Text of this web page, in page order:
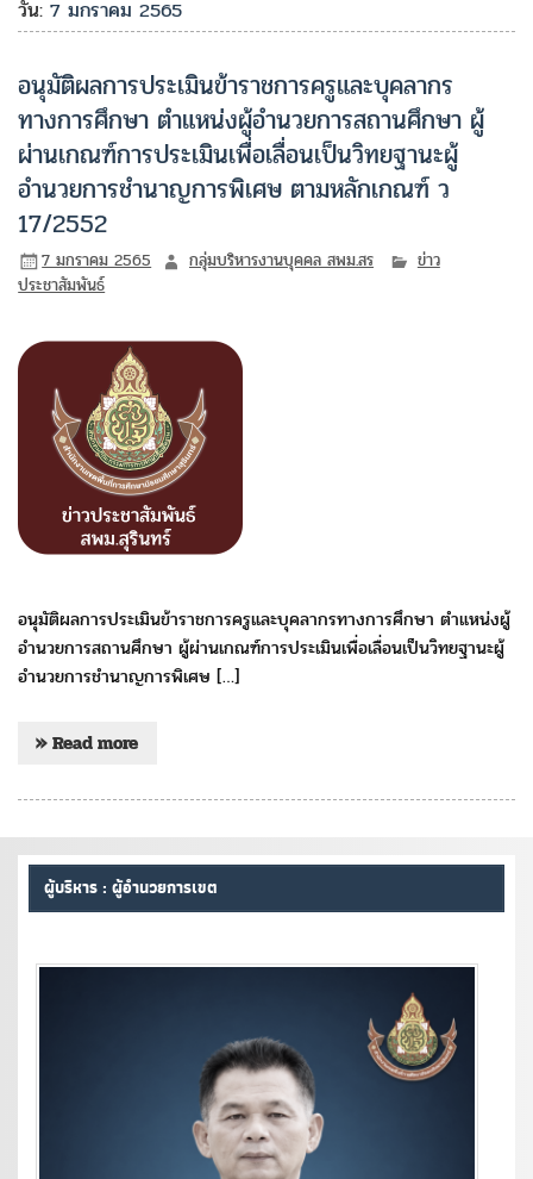
วัน:7 มกราคม 2565
อนุมัติผลการประเมินข้าราชการครูและบุคลากร
ทางการศึกษา ตำแหน่งผู้อำนวยการสถานศึกษา ผู้
ผ่านเกณฑ์การประเมินเพื่อเลื่อนเป็นวิทยฐานะผู้
อำนวยการชำนาญการพิเศษ ตามหลักเกณฑ์ ว
17/2552
7 มกราคม 2565 กลุ่มบริหารงานบุคคล สพม.สร
ข่าว
ประชาสัมพันธ์
อนุมัติผลการประเมินข้าราชการครูและบุคลากรทางการศึกษา ตำแหน่งผู้
อำนวยการสถานศึกษา ผู้ผ่านเกณฑ์การประเมินเพื่อเลื่อนเป็นวิทยฐานะผู้
อำนวยการชำนาญการพิเศษ […]
» Read more
ผู้บริหาร : ผู้อำนวยการเขต